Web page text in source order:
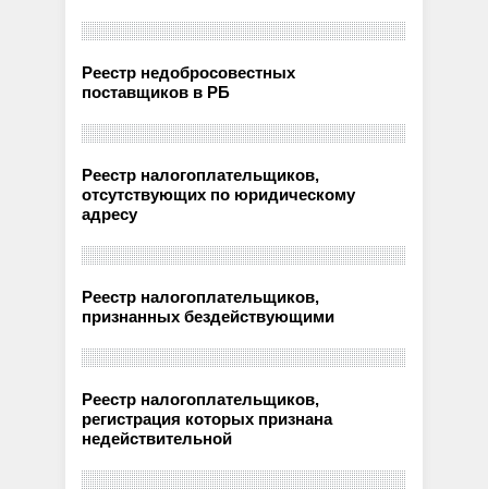
Реестр недобросовестных
поставщиков в РБ
Реестр налогоплательщиков,
отсутствующих по юридическому
адресу
Реестр налогоплательщиков,
признанных бездействующими
Реестр налогоплательщиков,
регистрация которых признана
недействительной